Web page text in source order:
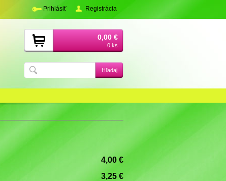
Prihlásiť Registrácia
0,00 €
0 ks
4,00 €
3,25 €